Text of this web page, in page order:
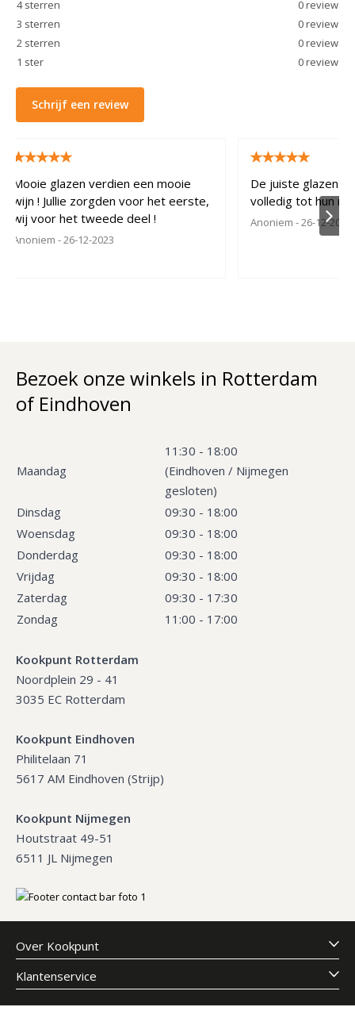
4 sterren 0review
3 sterren 0review
2 sterren 0review
1 ster 0review
Schrijf een review
Mooie glazen verdien een mooie
wijn ! Jullie zorgden voor het eerste,
wij voor het tweede deel !
Anoniem - 26-12-2023
De juiste glazen
volledig tot hun
Anoniem- 26-12-2023
Bezoek onze winkels in Rotterdam
of Eindhoven
Maandag
11:30 - 18:00
(Eindhoven / Nijmegen
gesloten)
Dinsdag
09:30 - 18:00
Woensdag
09:30 - 18:00
Donderdag
09:30 - 18:00
Vrijdag
09:30 - 18:00
Zaterdag
09:30 - 17:30
Zondag
11:00 - 17:00
Kookpunt Rotterdam
Noordplein 29 - 41
3035 EC Rotterdam
Kookpunt Eindhoven
Philitelaan 71
5617 AM Eindhoven (Strijp)
Kookpunt Nijmegen
Houtstraat 49-51
6511 JL Nijmegen
Over Kookpunt
Klantenservice